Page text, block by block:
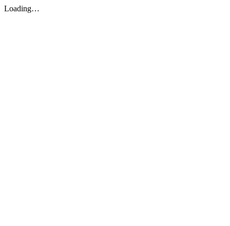
Loading…